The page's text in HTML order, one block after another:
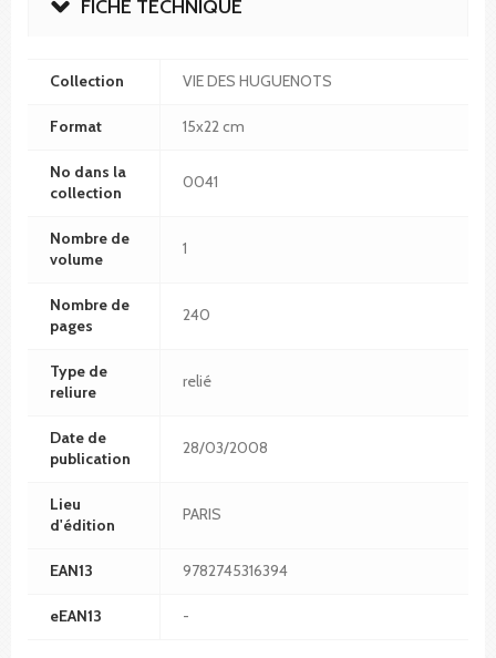
FICHE TECHNIQUE
Collection VIE DES HUGUENOTS
Format 15x22 cm
No dans la
collection
0041
Nombre de
volume
1
Nombre de
pages
240
Type de
reliure
relié
Date de
publication
28/03/2008
Lieu
d'édition
PARIS
EAN13 9782745316394
eEAN13 -